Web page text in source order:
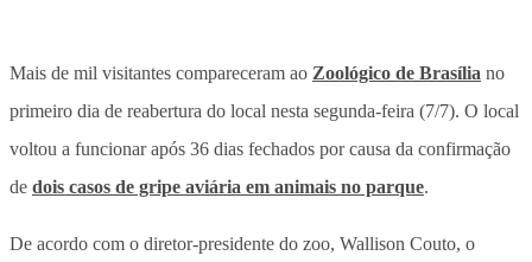
Mais de mil visitantes compareceram ao Zoológico de Brasília no
primeiro dia de reabertura do local nesta segunda-feira (7/7). O local
voltou a funcionar após 36 dias fechados por causa da confirmação
de dois casos de gripe aviária em animais no parque.
De acordo com o diretor-presidente do zoo, Wallison Couto, o